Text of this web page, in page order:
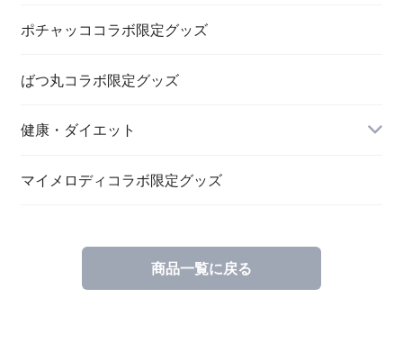
文具関連
キーホルダー・バッヂ
ポチャッココラボ限定グッズ
ばつ丸コラボ限定グッズ
健康・ダイエット
チャコールウォーター
マイメロディコラボ限定グッズ
商品一覧に戻る